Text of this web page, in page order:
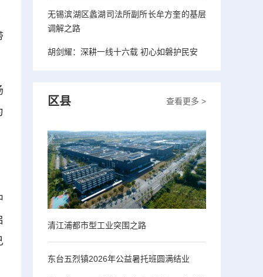
无锡滨湖区蠡湖司法所副所长牟方奎的基层
调解之路
胡剑耀：深耕一线十六载 初心如磐护民安
查看更多 >
区县
清江浦都市型工业突围之路
东台五烈镇2026年公益暑托班圆满结业